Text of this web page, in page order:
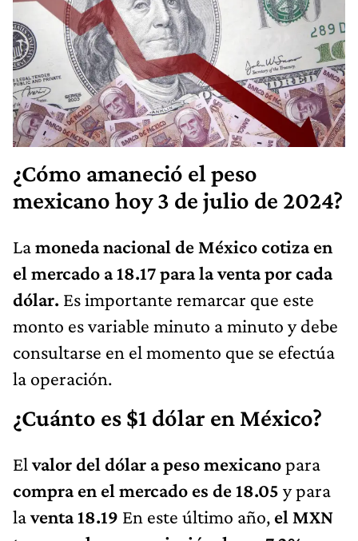
¿Cómo amaneció el peso
mexicano hoy 3 de julio de 2024?
Lamoneda nacional de México cotiza en
el mercado a 18.17 para la venta por cada
dólar. Es importante remarcar que este
monto es variable minuto a minuto y debe
consultarse en el momento que se efectúa
la operación.
¿Cuánto es $1 dólar en México?
Elvalor del dólar a peso mexicanopara
compra en el mercado es de 18.05 y para
laventa 18.19 En este último año, el MXN